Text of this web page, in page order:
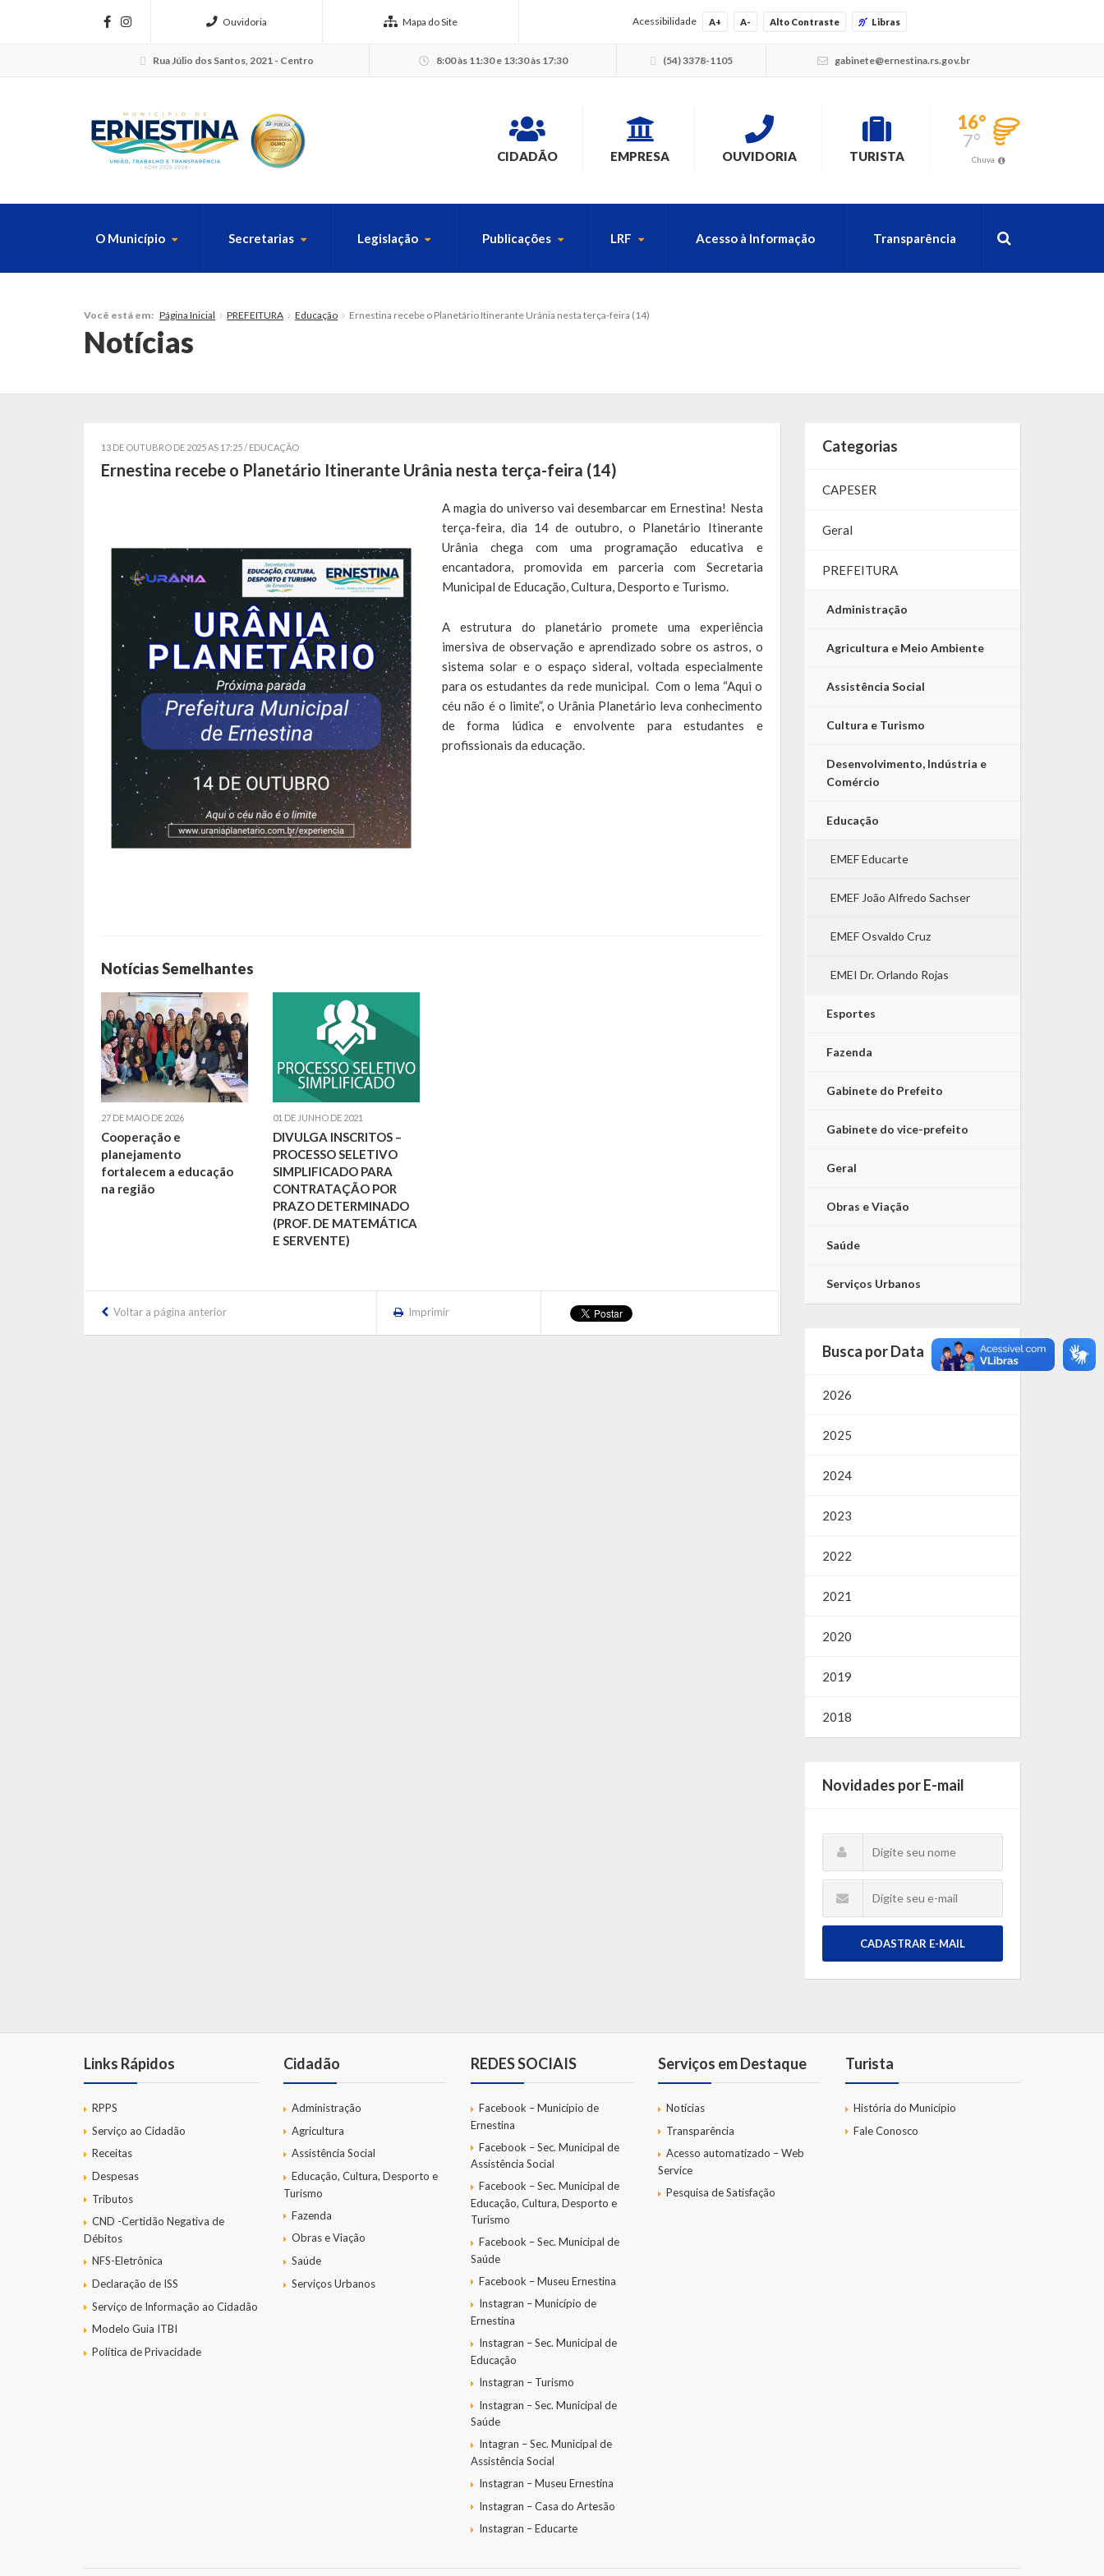
Ouvidoria Mapa do Site Acessibilidade A+ A- Alto Contraste Libras
Rua Júlio dos Santos, 2021 - Centro 8:00 às 11:30 e 13:30 às 17:30 (54) 3378-1105 gabinete@ernestina.rs.gov.br
CIDADÃO EMPRESA OUVIDORIA TURISTA
16°
7°
Chuva
O Município Secretarias Legislação Publicações LRF Acesso à Informação Transparência
Você está em: Página Inicial PREFEITURA Educação Ernestina recebe o Planetário Itinerante Urânia nesta terça-feira (14)
Notícias
13 DE OUTUBRO DE 2025 AS 17:25 / EDUCAÇÃO
Ernestina recebe o Planetário Itinerante Urânia nesta terça-feira (14)
A magia do universo vai desembarcar em Ernestina! Nesta
terça-feira, dia 14 de outubro, o Planetário Itinerante
Urânia chega com uma programação educativa e
encantadora, promovida em parceria com Secretaria
Municipal de Educação, Cultura, Desporto e Turismo.
A estrutura do planetário promete uma experiência
imersiva de observação e aprendizado sobre os astros, o
sistema solar e o espaço sideral, voltada especialmente
para os estudantes da rede municipal. Com o lema “Aqui o
céu não é o limite”, o Urânia Planetário leva conhecimento
de forma lúdica e envolvente para estudantes e
profissionais da educação.
Notícias Semelhantes
27 DE MAIO DE 2026
Cooperação e
planejamento
fortalecem a educação
na região
01 DE JUNHO DE 2021
DIVULGA INSCRITOS –
PROCESSO SELETIVO
SIMPLIFICADO PARA
CONTRATAÇÃO POR
PRAZO DETERMINADO
(PROF. DE MATEMÁTICA
E SERVENTE)
Voltar a página anterior Imprimir
Categorias
CAPESER
Geral
PREFEITURA
Administração
Agricultura e Meio Ambiente
Assistência Social
Cultura e Turismo
Desenvolvimento, Indústria e
Comércio
Educação
EMEF Educarte
EMEF João Alfredo Sachser
EMEF Osvaldo Cruz
EMEI Dr. Orlando Rojas
Esportes
Fazenda
Gabinete do Prefeito
Gabinete do vice-prefeito
Geral
Obras e Viação
Saúde
Serviços Urbanos
Busca por Data
2026
2025
2024
2023
2022
2021
2020
2019
2018
Novidades por E-mail
CADASTRAR E-MAIL
Links Rápidos
RPPS
Serviço ao Cidadão
Receitas
Despesas
Tributos
CND -Certidão Negativa de
Débitos
NFS-Eletrônica
Declaração de ISS
Serviço de Informação ao Cidadão
Modelo Guia ITBI
Política de Privacidade
Cidadão
Administração
Agricultura
Assistência Social
Educação, Cultura, Desporto e
Turismo
Fazenda
Obras e Viação
Saúde
Serviços Urbanos
REDES SOCIAIS
Facebook – Município de
Ernestina
Facebook – Sec. Municipal de
Assistência Social
Facebook – Sec. Municipal de
Educação, Cultura, Desporto e
Turismo
Facebook – Sec. Municipal de
Saúde
Facebook – Museu Ernestina
Instagran – Município de
Ernestina
Instagran – Sec. Municipal de
Educação
Instagran – Turismo
Instagran – Sec. Municipal de
Saúde
Intagran – Sec. Municipal de
Assistência Social
Instagran – Museu Ernestina
Instagran – Casa do Artesão
Instagran – Educarte
Serviços em Destaque
Notícias
Transparência
Acesso automatizado – Web
Service
Pesquisa de Satisfação
Turista
História do Município
Fale Conosco